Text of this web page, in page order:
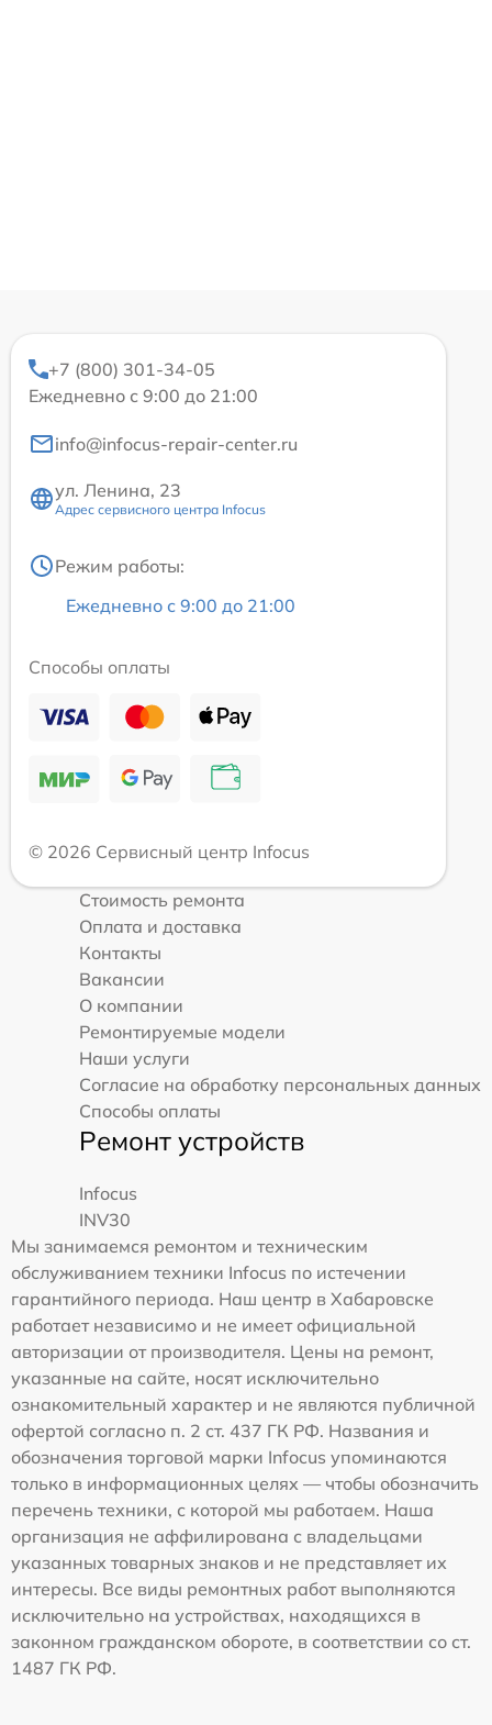
+7 (800) 301-34-05
Ежедневно с 9:00 до 21:00
info@infocus-repair-center.ru
ул. Ленина, 23
Адрес сервисного центра Infocus
Режим работы:
Ежедневно с 9:00 до 21:00
Способы оплаты
© 2026 Сервисный центр Infocus
Стоимость ремонта
Оплата и доставка
Контакты
Вакансии
О компании
Ремонтируемые модели
Наши услуги
Согласие на обработку персональных данных
Способы оплаты
Ремонт устройств
Infocus
INV30
Мы занимаемся ремонтом и техническим
обслуживанием техники Infocus по истечении
гарантийного периода. Наш центр в Хабаровске
работает независимо и не имеет официальной
авторизации от производителя. Цены на ремонт,
указанные на сайте, носят исключительно
ознакомительный характер и не являются публичной
офертой согласно п. 2 ст. 437 ГК РФ. Названия и
обозначения торговой марки Infocus упоминаются
только в информационных целях — чтобы обозначить
перечень техники, с которой мы работаем. Наша
организация не аффилирована с владельцами
указанных товарных знаков и не представляет их
интересы. Все виды ремонтных работ выполняются
исключительно на устройствах, находящихся в
законном гражданском обороте, в соответствии со ст.
1487 ГК РФ.